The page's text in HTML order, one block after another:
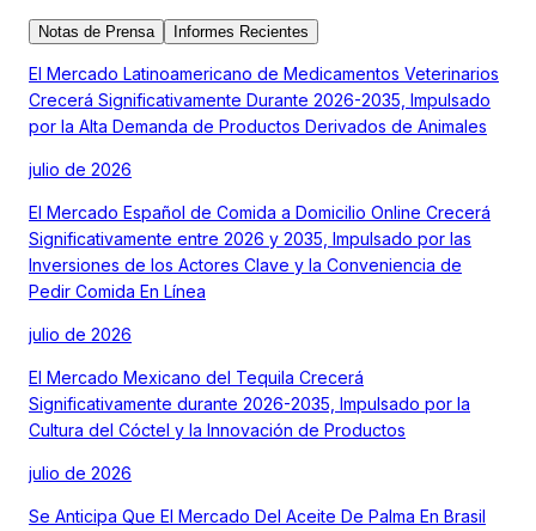
Notas de Prensa Informes Recientes
El Mercado Latinoamericano de Medicamentos Veterinarios
Crecerá Significativamente Durante 2026-2035, Impulsado
por la Alta Demanda de Productos Derivados de Animales
julio de 2026
El Mercado Español de Comida a Domicilio Online Crecerá
Significativamente entre 2026 y 2035, Impulsado por las
Inversiones de los Actores Clave y la Conveniencia de
Pedir Comida En Línea
julio de 2026
El Mercado Mexicano del Tequila Crecerá
Significativamente durante 2026-2035, Impulsado por la
Cultura del Cóctel y la Innovación de Productos
julio de 2026
Se Anticipa Que El Mercado Del Aceite De Palma En Brasil